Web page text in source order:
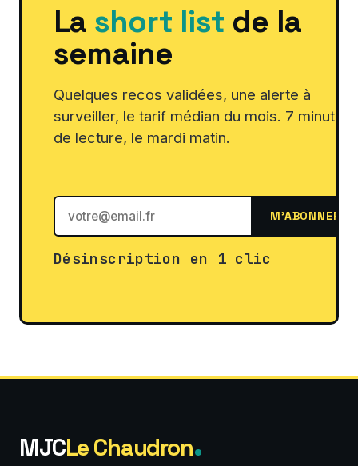
La short list de la
semaine
Quelques recos validées, une alerte à
surveiller, le tarif médian du mois. 7 minutes
de lecture, le mardi matin.
M'ABONNER
Désinscription en 1 clic
MJCLe Chaudron